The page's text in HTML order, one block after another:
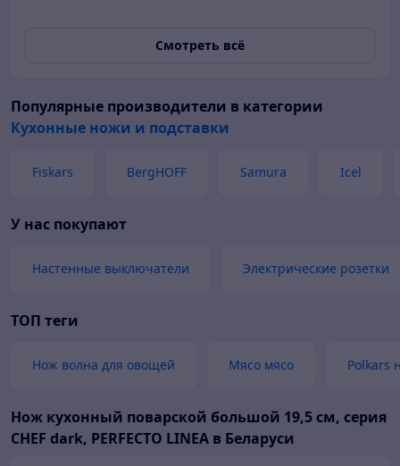
Смотреть всё
Популярные производители в категории
Кухонные ножи и подставки
Fiskars BergHOFF Samura Icel
У нас покупают
Настенные выключатели Электрические розетки
ТОП теги
Нож волна для овощей Мясо мясо Polkars
Нож кухонный поварской большой 19,5 см, серия
CHEF dark, PERFECTO LINEA в Беларуси